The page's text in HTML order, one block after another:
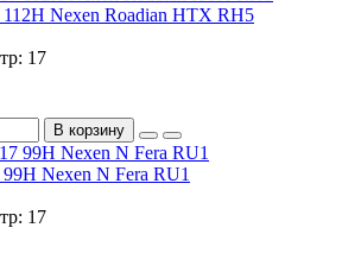
Nexen Roadian HTX RH5
17
В корзину
Nexen N Fera RU1
17